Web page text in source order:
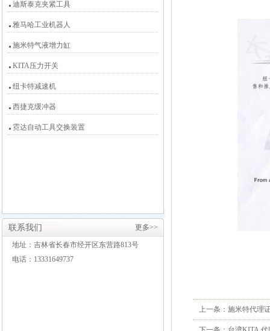
迪斯泰克夹紧工具
雅马哈工业机器人
施米特气液增力缸
KITA压力开关
纽卡特减速机
西捷克缓冲器
霓达自动工具交换装置
联系我们 更多>>
地址：吉林省长春市经开区东营路813号
电话：13331649737
上一条： 施米特代理